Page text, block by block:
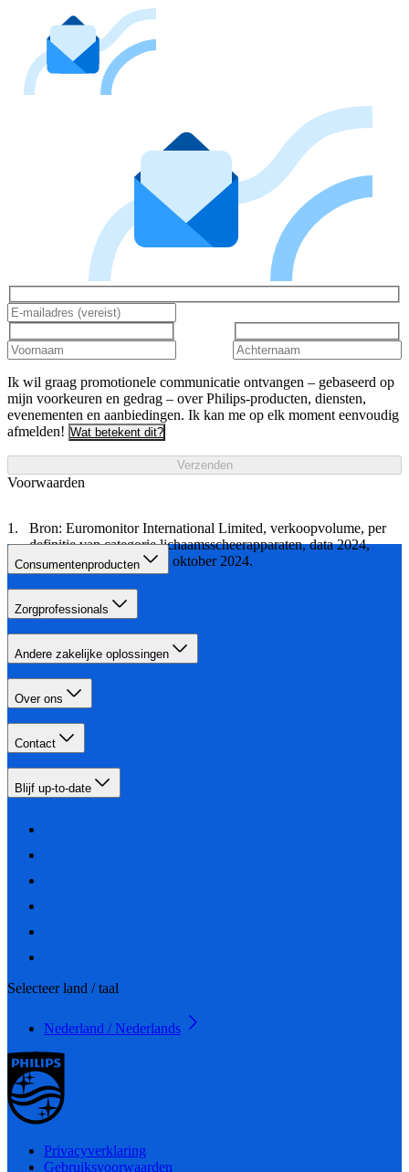
Ik wil graag promotionele communicatie ontvangen – gebaseerd op
mijn voorkeuren en gedrag – over Philips-producten, diensten,
evenementen en aanbiedingen. Ik kan me op elk moment eenvoudig
afmelden! Wat betekent dit?
Verzenden
Voorwaarden
Bron: Euromonitor International Limited, verkoopvolume, per
definitie van categorie lichaamsscheerapparaten, data 2024,
onderzoek uitgevoerd in oktober 2024.
Consumentenproducten
Zorgprofessionals
Andere zakelijke oplossingen
Over ons
Contact
Blijf up-to-date
Selecteer land / taal
Nederland / Nederlands
Privacyverklaring
Gebruiksvoorwaarden